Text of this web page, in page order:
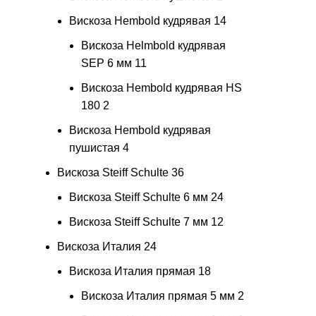
Вискоза Hembold кудрявая 14
Вискоза Helmbold кудрявая
SEP 6 мм 11
Вискоза Hembold кудрявая HS
180 2
Вискоза Hembold кудрявая
пушистая 4
Вискоза Steiff Schulte 36
Вискоза Steiff Schulte 6 мм 24
Вискоза Steiff Schulte 7 мм 12
Вискоза Италия 24
Вискоза Италия прямая 18
Вискоза Италия прямая 5 мм 2